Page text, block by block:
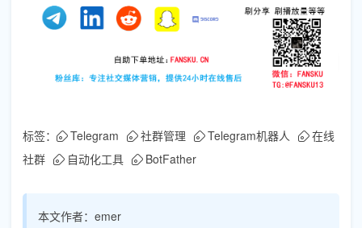
标签： Telegram 社群管理 Telegram机器人
在线
社群
自动化工具 BotFather
本文作者： emer